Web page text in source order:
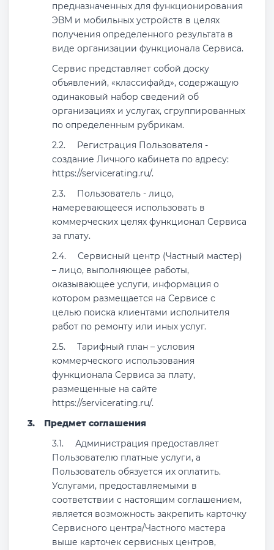
предназначенных для функционирования
ЭВМ и мобильных устройств в целях
получения определенного результата в
виде организации функционала Сервиса.
Сервис представляет собой доску
объявлений, «классифайд», содержащую
одинаковый набор сведений об
организациях и услугах, сгруппированных
по определенным рубрикам.
Регистрация Пользователя -
создание Личного кабинета по адресу:
https://servicerating.ru/.
Пользователь - лицо,
намеревающееся использовать в
коммерческих целях функционал Сервиса
за плату.
Сервисный центр (Частный мастер)
– лицо, выполняющее работы,
оказывающее услуги, информация о
котором размещается на Сервисе с
целью поиска клиентами исполнителя
работ по ремонту или иных услуг.
Тарифный план – условия
коммерческого использования
функционала Сервиса за плату,
размещенные на сайте
https://servicerating.ru/.
Предмет соглашения
Администрация предоставляет
Пользователю платные услуги, а
Пользователь обязуется их оплатить.
Услугами, предоставляемыми в
соответствии с настоящим соглашением,
является возможность закрепить карточку
Сервисного центра/Частного мастера
выше карточек сервисных центров,